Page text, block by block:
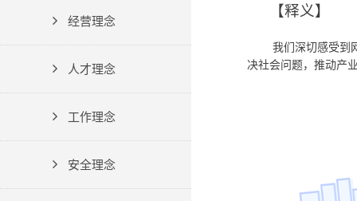
经营理念
人才理念
工作理念
安全理念
【释义】
我们深切感受到
决社会问题，推动产